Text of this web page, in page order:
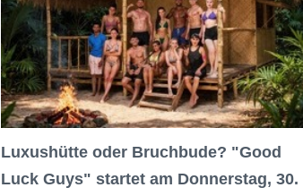
Luxushütte oder Bruchbude? "Good
Luck Guys" startet am Donnerstag, 30.